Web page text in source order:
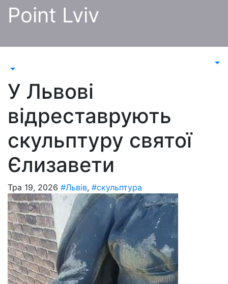
Перейти
Point Lviv
У Львові
відреставрують
скульптуру святої
Єлизавети
Тра 19, 2026 #Львів, #скульптура